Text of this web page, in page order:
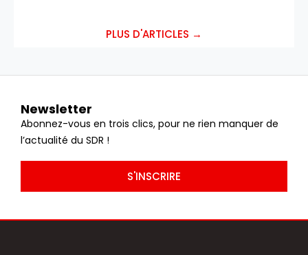
PLUS D'ARTICLES →
Newsletter
Abonnez-vous en trois clics, pour ne rien manquer de
l’actualité du SDR !
S'INSCRIRE